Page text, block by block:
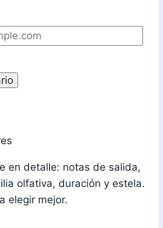
en detalle: notas de salida,
olfativa, duración y estela.
elegir mejor.